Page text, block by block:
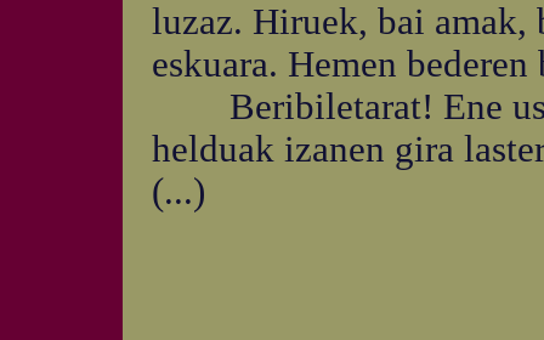
luzaz. Hiruek, bai amak,
eskuara. Hemen
Beribiletarat! Ene
helduak izanen gira
(...)